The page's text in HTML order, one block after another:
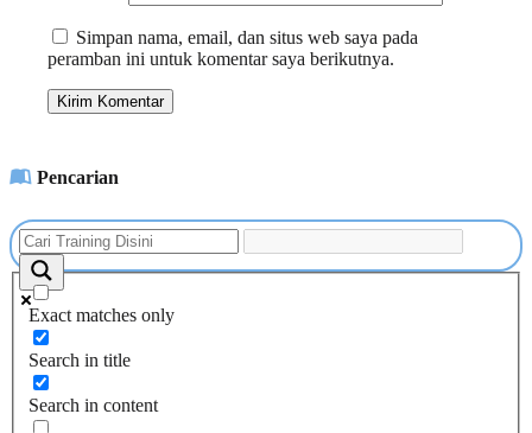
Simpan nama, email, dan situs web saya pada
peramban ini untuk komentar saya berikutnya.
Pencarian
Exact matches only
Search in title
Search in content